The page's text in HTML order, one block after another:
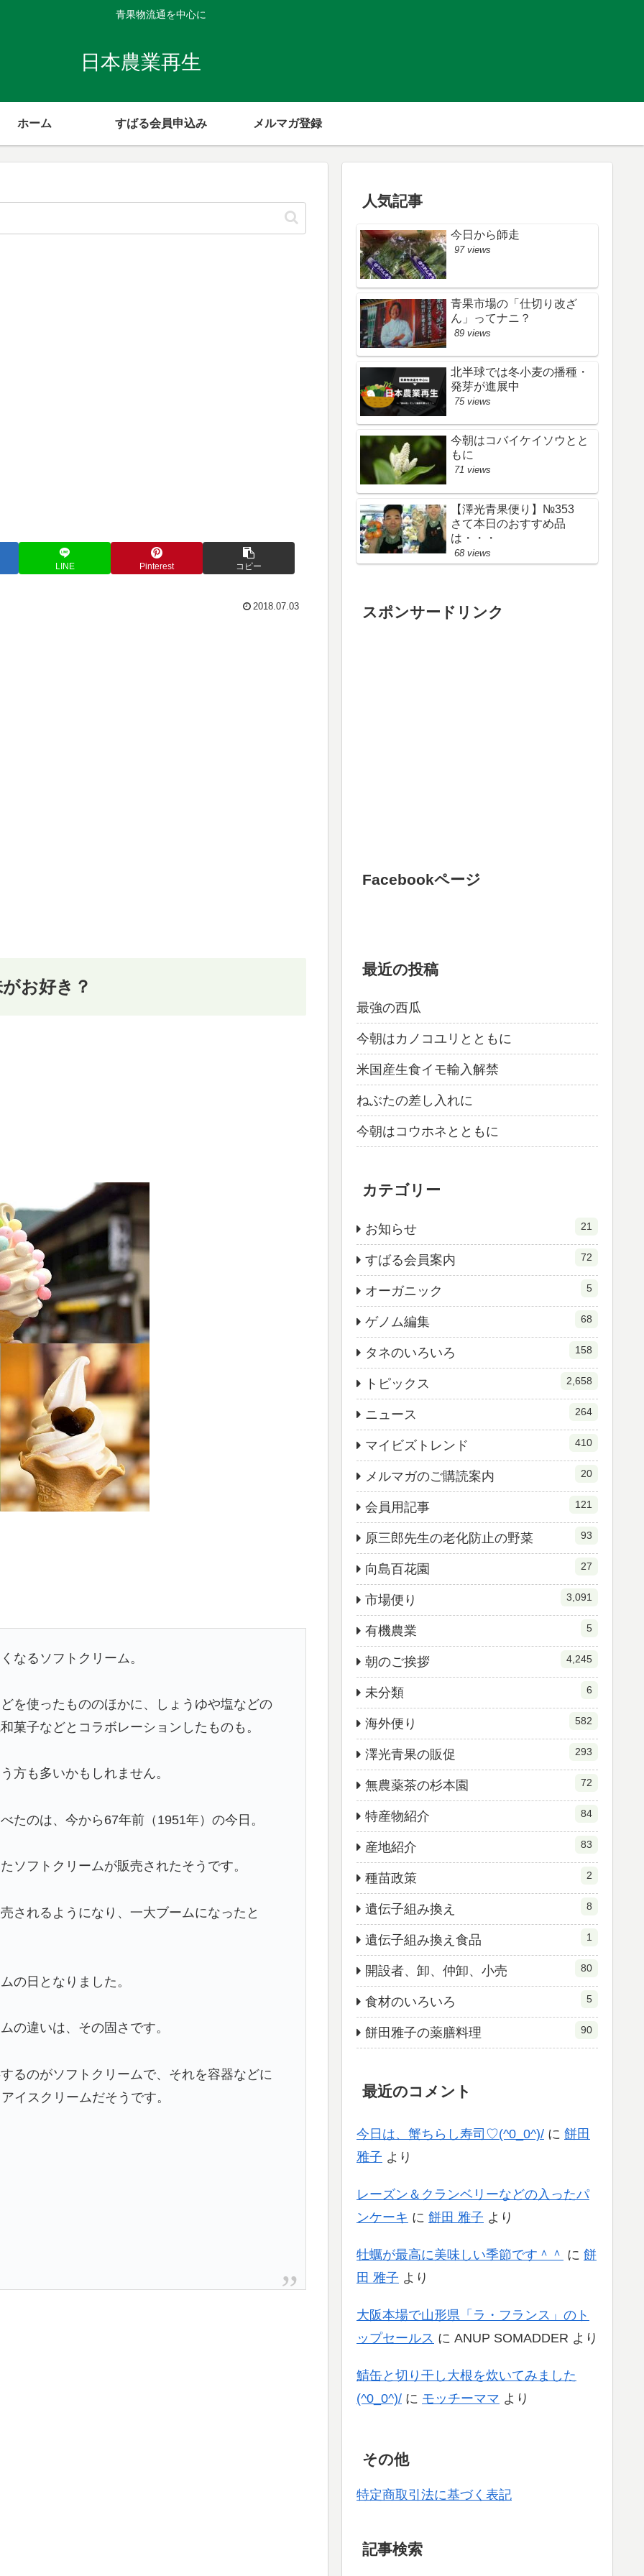
青果物流通を中心に
日本農業再生
ホーム すばる会員申込み メルマガ登録
LINE Pinterest コピー
2018.07.03
お好き？
なるソフトクリーム。
を使ったもののほかに、しょうゆや塩などの
菓子などとコラボレーションしたものも。
方も多いかもしれません。
たのは、今から67年前（1951年）の今日。
ソフトクリームが販売されたそうです。
されるようになり、一大ブームになったと
の日となりました。
の違いは、その固さです。
のがソフトクリームで、それを容器などに
イスクリームだそうです。
人気記事
今日から師走
97 views
青果市場の「仕切り改ざ
ん」ってナニ？
89 views
北半球では冬小麦の播種・
発芽が進展中
75 views
今朝はコバイケイソウとと
もに
71 views
【澤光青果便り】№353
さて本日のおすすめ品
は・・・
68 views
スポンサードリンク
Facebookページ
最近の投稿
最強の西瓜
今朝はカノコユリとともに
米国産生食イモ輸入解禁
ねぶたの差し入れに
今朝はコウホネとともに
カテゴリー
お知らせ 21
すばる会員案内 72
オーガニック 5
ゲノム編集 68
タネのいろいろ 158
トピックス 2,658
ニュース 264
マイビズトレンド 410
メルマガのご購読案内 20
会員用記事 121
原三郎先生の老化防止の野菜 93
向島百花園 27
市場便り 3,091
有機農業 5
朝のご挨拶 4,245
未分類 6
海外便り 582
澤光青果の販促 293
無農薬茶の杉本園 72
特産物紹介 84
産地紹介 83
種苗政策 2
遺伝子組み換え 8
遺伝子組み換え食品 1
開設者、卸、仲卸、小売 80
食材のいろいろ 5
餅田雅子の薬膳料理 90
最近のコメント
今日は、蟹ちらし寿司♡(^0_0^)/ に 餅田
雅子 より
レーズン＆クランベリーなどの入ったパ
ンケーキ に 餅田 雅子 より
牡蠣が最高に美味しい季節です＾＾ に 餅
田 雅子 より
大阪本場で山形県「ラ・フランス」のト
ップセールス に ANUP SOMADDER より
鯖缶と切り干し大根を炊いてみました
(^0_0^)/ に モッチーママ より
その他
特定商取引法に基づく表記
記事検索